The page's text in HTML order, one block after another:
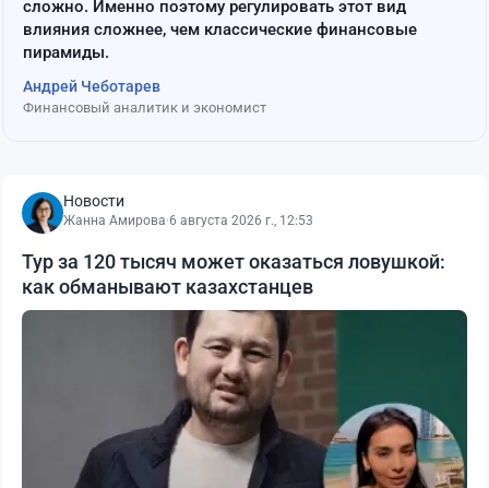
сложно. Именно поэтому регулировать этот вид
влияния сложнее, чем классические финансовые
пирамиды.
Андрей Чеботарев
Финансовый аналитик и экономист
Новости
Жанна Амирова·6 августа 2026 г., 12:53
Тур за 120 тысяч может оказаться ловушкой:
как обманывают казахстанцев